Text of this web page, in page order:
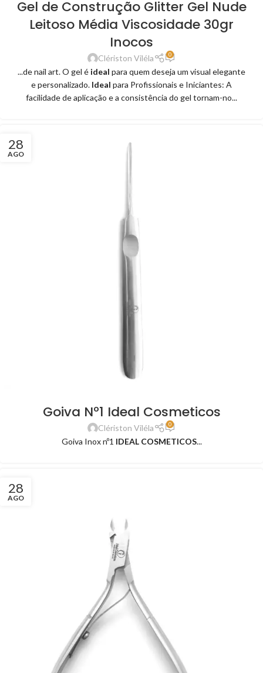
Gel de Construção Glitter Gel Nude
Leitoso Média Viscosidade 30gr
Inocos
Clériston Viléla 0
...de nail art. O gel é ideal para quem deseja um visual elegante
e personalizado. Ideal para Profissionais e Iniciantes: A
facilidade de aplicação e a consistência do gel tornam-no...
28
AGO
Goiva Nº1 Ideal Cosmeticos
Clériston Viléla 0
Goiva Inox nº1 IDEAL COSMETICOS...
28
AGO